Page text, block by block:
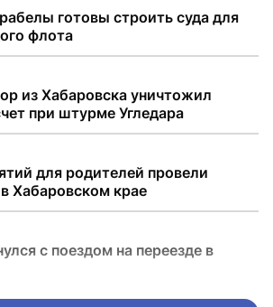
готовы строить суда для
флота
из Хабаровска уничтожил
при штурме Угледара
для родителей провели
Хабаровском крае
с поездом на переезде в